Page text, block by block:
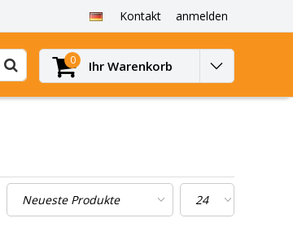
Kontakt anmelden
0 Ihr Warenkorb